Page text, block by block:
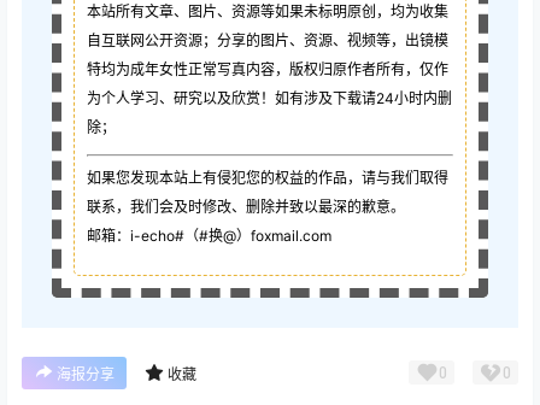
本站所有文章、图片、资源等如果未标明原创，均为收集
自互联网公开资源； 分享的图片、资源、视频等，出镜模
特均为成年女性正常写真内容，版权归原作者所有，仅作
为个人学习、研究以及欣赏！如有涉及下载请24小时内删
除；
如果您发现本站上有侵犯您的权益的作品，请与我们取得
联系，我们会及时修改、删除并致以最深的歉意。
邮箱：i-echo#（#换@）foxmail.com
海报分享 收藏 0 0